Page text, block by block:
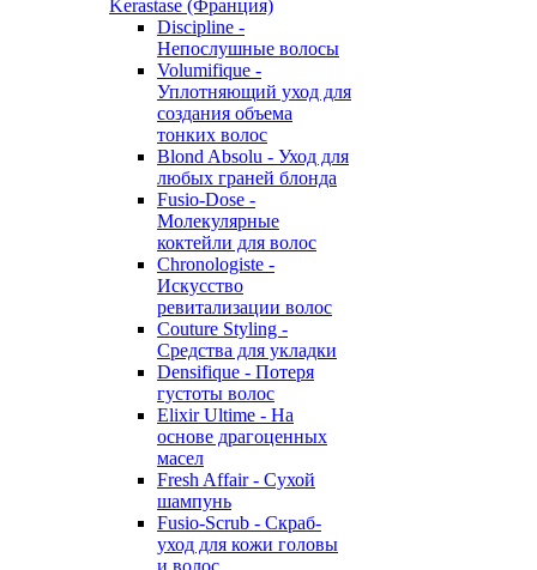
Kerastase (Франция)
Discipline -
Непослушные волосы
Volumifique -
Уплотняющий уход для
создания объема
тонких волос
Blond Absolu - Уход для
любых граней блонда
Fusio-Dose -
Молекулярные
коктейли для волос
Chronologiste -
Искусство
ревитализации волос
Couture Styling -
Средства для укладки
Densifique - Потеря
густоты волос
Elixir Ultime - На
основе драгоценных
масел
Fresh Affair - Сухой
шампунь
Fusio-Scrub - Скраб-
уход для кожи головы
и волос